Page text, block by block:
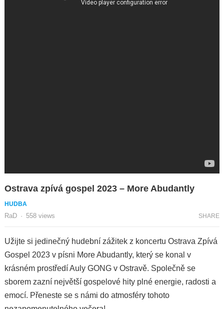
Ostrava zpívá gospel 2023 – More Abudantly
HUDBA
RaD · 558views SHARE
Užijte si jedinečný hudební zážitek z koncertu Ostrava Zpívá
Gospel 2023 v písni More Abudantly, který se konal v
krásném prostředí Auly GONG v Ostravě. Společně se
sborem zazní největší gospelové hity plné energie, radosti a
emocí. Přeneste se s námi do atmosféry tohoto